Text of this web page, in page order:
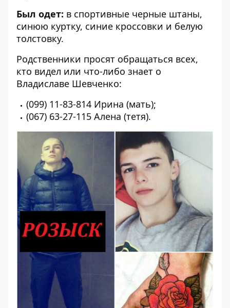
Был одет: в спортивные черные штаны,
синюю куртку, синие кроссовки и белую
толстовку.
Родственники просят обращаться всех,
кто видел или что-либо знает о
Владиславе Шевченко:
(099) 11-83-814 Ирина (мать);
(067) 63-27-115 Алена (тетя).